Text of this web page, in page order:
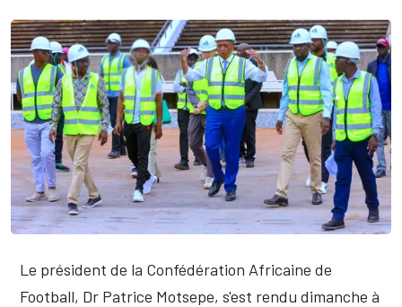
Le président de la Confédération Africaine de
Football, Dr Patrice Motsepe, s'est rendu dimanche à